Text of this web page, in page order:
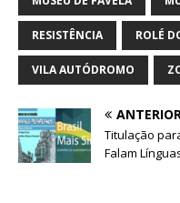
RESISTÊNCIA ROLÉ
VILA AUTÓDROMO
Titulação
Falam